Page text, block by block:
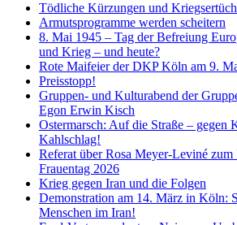
Tödliche Kürzungen und
Armutsprogramme werden scheitern
8. Mai 1945 – Tag der Befreiung
und Krieg – und heute?
Rote Maifeier der DKP Köln am 9.
Preisstopp!
Gruppen- und Kulturabend der
Egon Erwin Kisch
Ostermarsch: Auf die Straße – gegen
Kahlschlag!
Referat über Rosa Meyer-Leviné zum
Frauentag 2026
Krieg gegen Iran und die Folgen
Demonstration am 14. März in Köln:
Menschen im Iran!